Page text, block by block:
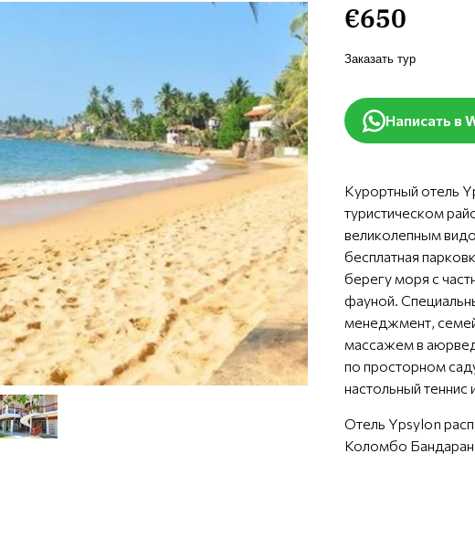
€650
Заказать тур
Написать в
Курортный отель
туристическом
великолепным
бесплатная
берегу моря с
фауной.
менеджмент,
массажем в
по просторном
настольный
Отель Ypsylon
Коломбо